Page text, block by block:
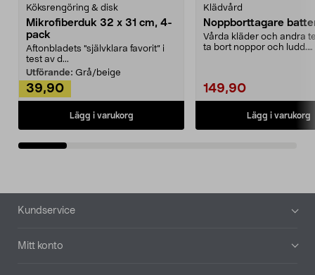
Köksrengöring & disk
Mikrofiberduk 32 x 31 cm, 4-
pack
Aftonbladets "självklara favorit” i
test av d...
Utförande: Grå/beige
39,90
Lägg i varukorg
Klädvård
Noppborttagare
Vårda kläder och andra
ta bort noppor och ludd.
149,90
Lägg i varukorg
Sidfot
Kundservice
Mitt konto